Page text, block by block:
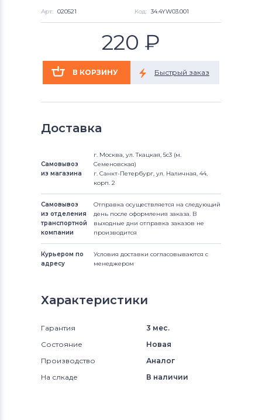
Арт: 020521 Код: 34.4YW03.001
220 ₽
Доставка
Самовывоз
из магазина
г. Москва, ул. Ткацкая, 5с3 (м.
Семеновская)
г. Санкт-Петербург, ул. Наличная, 44,
корп. 2
Самовывоз
из отделения
транспортной
компании
Отправка осуществляется на следующий
день после оформления заказа. В
выходные дни отправка заказов не
производится
Курьером по
адресу
Условия доставки согласовываются с
менеджером
Характеристики
Гарантия
3 мес.
Состояние
Новая
Производство
Аналог
На слкаде
В наличии